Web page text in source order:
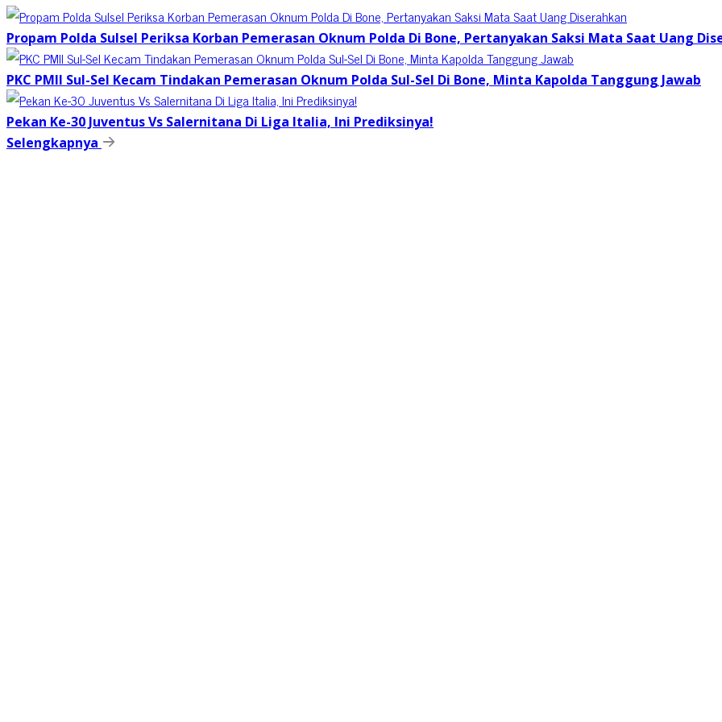
Propam Polda Sulsel Periksa Korban Pemerasan Oknum Polda Di Bone, Pertanyakan Saksi Mata Saat Uang
PKC PMII Sul-Sel Kecam Tindakan Pemerasan Oknum Polda Sul-Sel Di Bone, Minta Kapolda Tanggung Jawab
Pekan Ke-30 Juventus Vs Salernitana Di Liga Italia, Ini Prediksinya!
Selengkapnya